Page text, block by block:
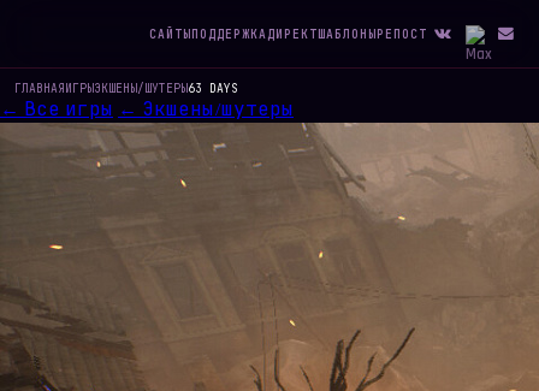
САЙТЫПОДДЕРЖКА ДИРЕКТШАБЛОНЫРЕПОСТ
ГЛАВНАЯИГРЫЭКШЕНЫ/ШУТЕРЫ63 DAYS
← Все игры ← Экшены/шутеры